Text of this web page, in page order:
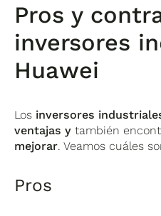
Pros y
inversores
Huawei
Los inversores
ventajas ytambién
mejorar. Veamos cuáles
Pros